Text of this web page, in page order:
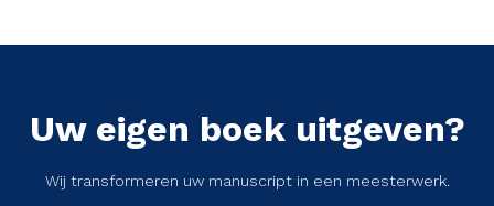
Uw eigen boek uitgeven?
Wij transformeren uw manuscript in een meesterwerk.